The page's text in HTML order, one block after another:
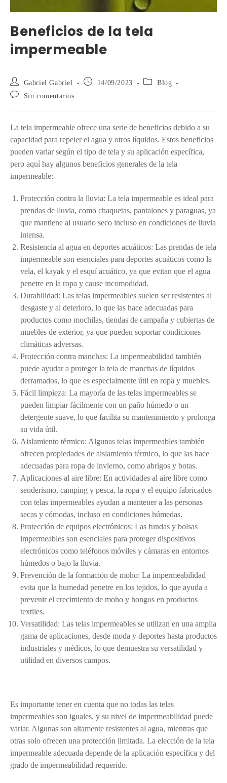
Beneficios de la tela
impermeable
Gabriel Gabriel 14/09/2023
Blog
Sin comentarios
La tela impermeable ofrece una serie de beneficios debido a su
capacidad para repeler el agua y otros líquidos. Estos beneficios
pueden variar según el tipo de tela y su aplicación específica,
pero aquí hay algunos beneficios generales de la tela
impermeable:
Protección contra la lluvia: La tela impermeable es ideal para
prendas de lluvia, como chaquetas, pantalones y paraguas, ya
que mantiene al usuario seco incluso en condiciones de lluvia
intensa.
Resistencia al agua en deportes acuáticos: Las prendas de tela
impermeable son esenciales para deportes acuáticos como la
vela, el kayak y el esquí acuático, ya que evitan que el agua
penetre en la ropa y cause incomodidad.
Durabilidad: Las telas impermeables suelen ser resistentes al
desgaste y al deterioro, lo que las hace adecuadas para
productos como mochilas, tiendas de campaña y cubiertas de
muebles de exterior, ya que pueden soportar condiciones
climáticas adversas.
Protección contra manchas: La impermeabilidad también
puede ayudar a proteger la tela de manchas de líquidos
derramados, lo que es especialmente útil en ropa y muebles.
Fácil limpieza: La mayoría de las telas impermeables se
pueden limpiar fácilmente con un paño húmedo o un
detergente suave, lo que facilita su mantenimiento y prolonga
su vida útil.
Aislamiento térmico: Algunas telas impermeables también
ofrecen propiedades de aislamiento térmico, lo que las hace
adecuadas para ropa de invierno, como abrigos y botas.
Aplicaciones al aire libre: En actividades al aire libre como
senderismo, camping y pesca, la ropa y el equipo fabricados
con telas impermeables ayudan a mantener a las personas
secas y cómodas, incluso en condiciones húmedas.
Protección de equipos electrónicos: Las fundas y bolsas
impermeables son esenciales para proteger dispositivos
electrónicos como teléfonos móviles y cámaras en entornos
húmedos o bajo la lluvia.
Prevención de la formación de moho: La impermeabilidad
evita que la humedad penetre en los tejidos, lo que ayuda a
prevenir el crecimiento de moho y hongos en productos
textiles.
Versatilidad: Las telas impermeables se utilizan en una amplia
gama de aplicaciones, desde moda y deportes hasta productos
industriales y médicos, lo que demuestra su versatilidad y
utilidad en diversos campos.
Es importante tener en cuenta que no todas las telas
impermeables son iguales, y su nivel de impermeabilidad puede
variar. Algunas son altamente resistentes al agua, mientras que
otras solo ofrecen una protección limitada. La elección de la tela
impermeable adecuada depende de la aplicación específica y del
grado de impermeabilidad requerido.